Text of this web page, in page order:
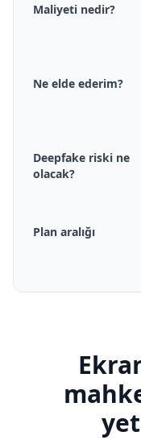
Maliyeti nedir?
Ne elde ederim?
Deepfake riski ne
olacak?
Plan aralığı